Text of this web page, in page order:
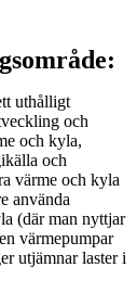
uthålligt
och
och kyla,
och
värme och kyla
använda
(där man nyttjar
värmepumpar
utjämnar laster i